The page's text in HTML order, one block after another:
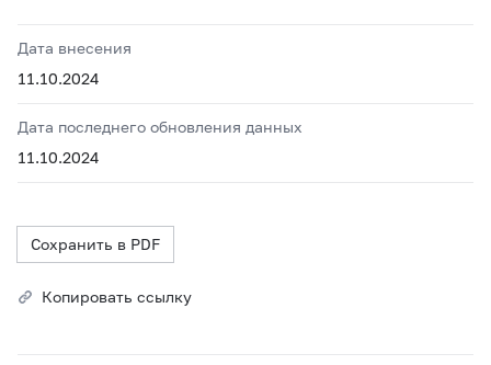
Дата внесения
11.10.2024
Дата последнего обновления данных
11.10.2024
Сохранить в PDF
Копировать ссылку